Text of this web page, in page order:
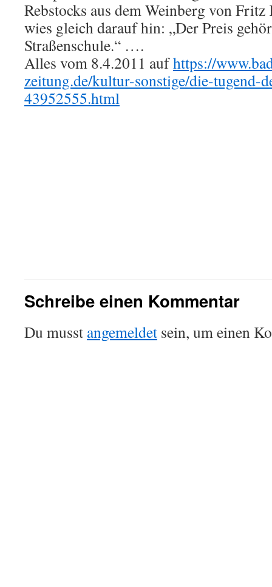
Rebstocks aus dem Weinberg von Fritz
wies gleich darauf hin: „Der Preis
Straßenschule.“ ….
Alles vom 8.4.2011 aufhttps://
zeitung.de/kultur-sonstige/die-tugend-
43952555.html
Schreibe einen Kommentar
Du musst angemeldet sein, um einen